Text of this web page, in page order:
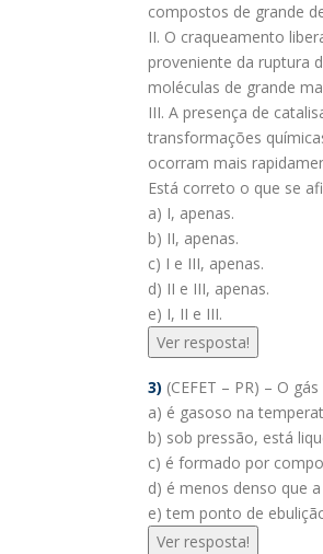
compostos de grande
II. O craqueamento
proveniente da ruptura
moléculas de grande
III. A presença de
transformações
ocorram mais
Está correto o que se
a) I, apenas.
b) II, apenas.
c) I e III, apenas.
d) II e III, apenas.
e) I, II e III.
Ver resposta!
3) (CEFET – PR) – O
a) é gasoso na
b) sob pressão, está
c) é formado por
d) é menos denso que
e) tem ponto de
Ver resposta!